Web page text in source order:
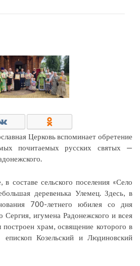
Церковь вспоминает обретение
почитаемых русских святых —
составе сельского поселения «Село
деревенька Улемец. Здесь, в
700-летнего юбилея со дня
Сергия, игумена Радонежского и всея
храм, освящение которого в
Козельский и Людиновский